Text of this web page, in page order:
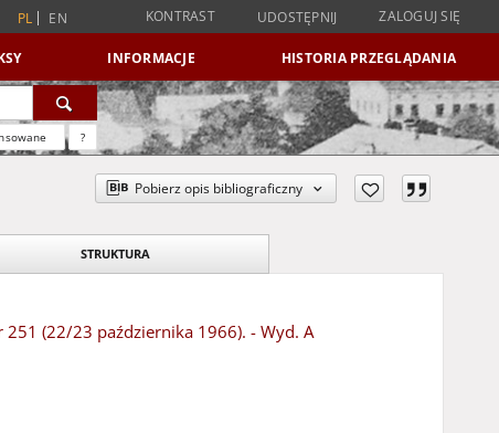
PL EN KONTRAST UDOSTĘPNIJ ZALOGUJ SIĘ
INFORMACJE HISTORIA PRZEGLĄDANIA
?
Pobierz opis bibliograficzny
STRUKTURA
251 (22/23 października 1966). - Wyd. A